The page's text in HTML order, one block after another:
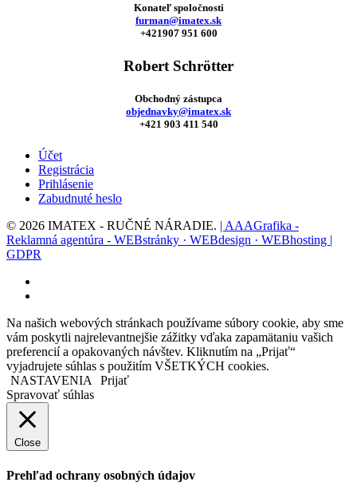
Konateľ spoločnosti
furman@imatex.sk
+421907 951 600
Robert Schrötter
Obchodný zástupca
objednavky@imatex.sk
+421 903 411 540
Účet
Registrácia
Prihlásenie
Zabudnuté heslo
© 2026 IMATEX - RUČNÉ NÁRADIE. | AAAGrafika -
Reklamná agentúra - WEBstránky · WEBdesign · WEBhosting |
GDPR
Na našich webových stránkach používame súbory cookie, aby sme
vám poskytli najrelevantnejšie zážitky vďaka zapamätaniu vašich
preferencií a opakovaných návštev. Kliknutím na „Prijať“
vyjadrujete súhlas s použitím VŠETKÝCH cookies.
NASTAVENIA
Prijať
Spravovať súhlas
Close
Prehľad ochrany osobných údajov